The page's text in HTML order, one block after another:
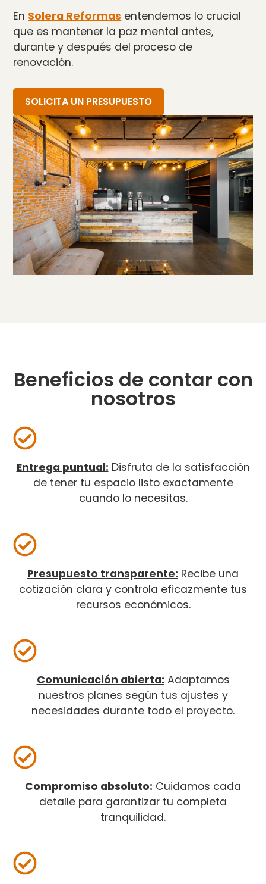
En Solera Reformas entendemos lo crucial
que es mantener la paz mental antes,
durante y después del proceso de
renovación.
SOLICITA UN PRESUPUESTO
Beneficios de contar con
nosotros
Entrega puntual: Disfruta de la satisfacción
de tener tu espacio listo exactamente
cuando lo necesitas.
Presupuesto transparente: Recibe una
cotización clara y controla eficazmente tus
recursos económicos.
Comunicación abierta: Adaptamos
nuestros planes según tus ajustes y
necesidades durante todo el proyecto.
Compromiso absoluto: Cuidamos cada
detalle para garantizar tu completa
tranquilidad.